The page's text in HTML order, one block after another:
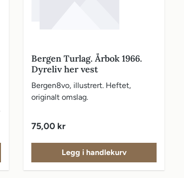
Bergen Turlag. Årbok 1966.
Dyreliv her vest
Bergen8vo, illustrert. Heftet,
originalt omslag.
Vanlig pris:
75,00 kr
Legg i handlekurv